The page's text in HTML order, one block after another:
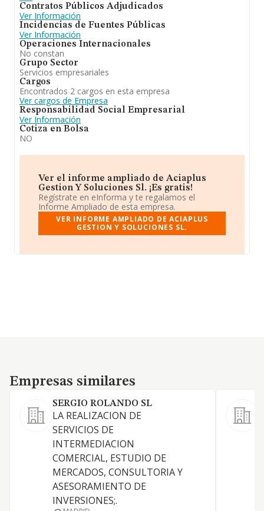
Contratos Públicos Adjudicados
Ver Información
Incidencias de Fuentes Públicas
Ver Información
Operaciones Internacionales
No constan
Grupo Sector
Servicios empresariales
Cargos
Encontrados 2 cargos en esta empresa
Ver cargos de Empresa
Responsabilidad Social Empresarial
Ver Información
Cotiza en Bolsa
NO
Ver el informe ampliado de Aciaplus
Gestion Y Soluciones Sl. ¡Es gratis!
Regístrate en eInforma y te regalamos el
Informe Ampliado de esta empresa.
VER INFORME AMPLIADO DE ACIAPLUS
GESTION Y SOLUCIONES SL.
Empresas similares
Empresas similares
SERGIO ROLANDO SL
LA REALIZACION DE
SERVICIOS DE
INTERMEDIACION
COMERCIAL, ESTUDIO DE
MERCADOS, CONSULTORIA Y
ASESORAMIENTO DE
INVERSIONES;.